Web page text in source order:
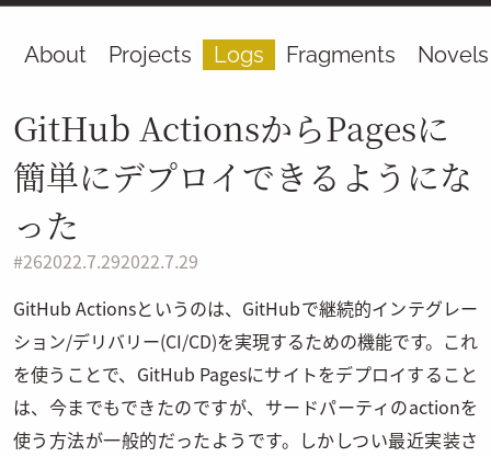
About Projects Logs Fragments Novels
GitHub ActionsからPagesに
簡単にデプロイできるようにな
った
#262022.7.292022.7.29
GitHub Actionsというのは、GitHubで継続的インテグレー
ション/デリバリー(CI/CD)を実現するための機能です。これ
を使うことで、GitHub Pagesにサイトをデプロイすること
は、今までもできたのですが、サードパーティのactionを
使う方法が一般的だったようです。しかしつい最近実装さ